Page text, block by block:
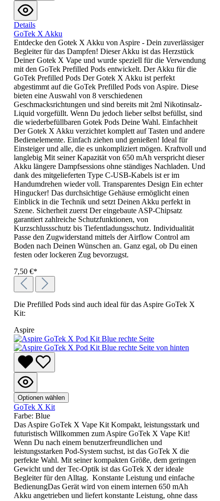
Details
GoTek X Akku
Entdecke den Gotek X Akku von Aspire - Dein zuverlässiger
Begleiter für das Dampfen! Dieser Akku ist das Herzstück
Deiner Gotek X Vape und wurde speziell für die Verwendung
mit den GoTek Prefilled Pods entwickelt. Der Akku für die
GoTek Prefilled Pods Der Gotek X Akku ist perfekt
abgestimmt auf die GoTek Prefilled Pods von Aspire. Diese
bieten eine Auswahl von 8 verschiedenen
Geschmacksrichtungen und sind bereits mit 2ml Nikotinsalz-
Liquid vorgefüllt. Wenn Du jedoch lieber selbst befüllst, sind
die wiederbefüllbaren Gotek Pods Deine Wahl. Einfachheit
Der Gotek X Akku verzichtet komplett auf Tasten und andere
Bedienelemente. Einfach ziehen und genießen! Ideal für
Einsteiger und alle, die es unkompliziert mögen. Kraftvoll und
langlebig Mit seiner Kapazität von 650 mAh verspricht dieser
Akku längere Dampfsessions ohne ständiges Nachladen. Und
dank des mitgelieferten Type C-USB-Kabels ist er im
Handumdrehen wieder voll. Transparentes Design Ein echter
Hingucker! Das durchsichtige Gehäuse ermöglicht einen
Einblick in die Technik und setzt Deinen Akku perfekt in
Szene. Sicherheit zuerst Der eingebaute ASP-Chipsatz
garantiert zahlreiche Schutzfunktionen, von
Kurzschlussschutz bis Tiefentladungsschutz. Individualität
Passe den Zugwiderstand mittels der Airflow Control am
Boden nach Deinen Wünschen an. Ganz egal, ob Du einen
festen oder lockeren Zug bevorzugst.
7,50 €*
Die Prefilled Pods sind auch ideal für das Aspire GoTek X
Kit:
Aspire
Optionen wählen
GoTek X Kit
Farbe: Blue
Das Aspire GoTek X Vape Kit Kompakt, leistungsstark und
futuristisch Willkommen zum Aspire GoTek X Vape Kit!
Wenn Du nach einem benutzerfreundlichen und
leistungsstarken Pod-System suchst, ist das GoTek X die
perfekte Wahl. Mit seiner kompakten Größe, dem geringen
Gewicht und der Tec-Optik ist das GoTek X der ideale
Begleiter für den Alltag. Konstante Leistung und einfache
BedienungDas Gerät wird von einem internen 650 mAh
Akku angetrieben und liefert konstante Leistung, ohne dass